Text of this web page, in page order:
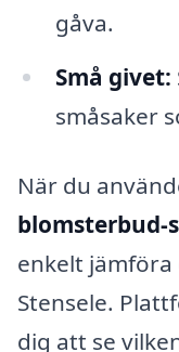
gåva.
Små givet:
småsaker
När du
blomsterbud-
enkelt
Stensele.
dig att se